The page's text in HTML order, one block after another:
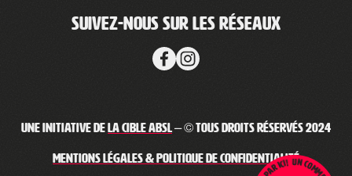
Suivez-nous sur les réseaux
Une initiative deLa Cible ABSL– © Tous droits réservés 2024
Mentions légales & Politique de confidentialité